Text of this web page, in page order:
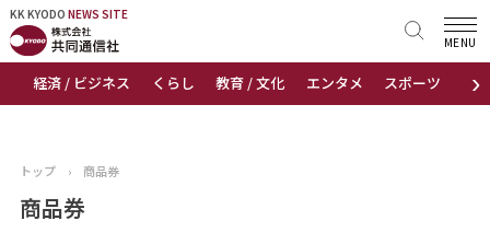
KK KYODO NEWS SITE
›
経済 / ビジネス くらし 教育 / 文化 エンタメ スポーツ 地域
MENU
KK KYODONEWS SITE
トップページ
ニュース
トップ › 商品券
商品券